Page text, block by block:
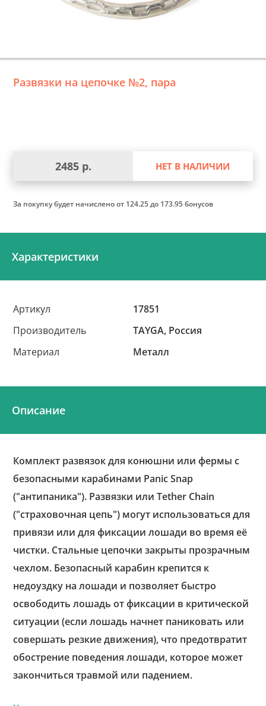
Развязки на цепочке №2, пара
2485 р. НЕТ В НАЛИЧИИ
За покупку будет начисленоот 124.25 до 173.95 бонусов
Характеристики
Артикул
17851
Производитель
TAYGA, Россия
Материал
Металл
Описание
Комплект развязок для конюшни или фермы с
безопасными карабинами Panic Snap
("антипаника"). Развязки или Tether Chain
("страховочная цепь") могут использоваться для
привязи или для фиксации лошади во время её
чистки. Стальные цепочки закрыты прозрачным
чехлом. Безопасный карабин крепится к
недоуздку на лошади и позволяет быстро
освободить лошадь от фиксации в критической
ситуации (если лошадь начнет паниковать или
совершать резкие движения), что предотвратит
обострение поведения лошади, которое может
закончиться травмой или падением.